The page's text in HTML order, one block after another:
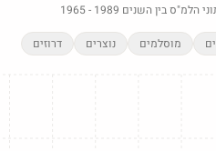
הלמ"ס בין השנים 1965- 1989
מוסלמים נוצרים דרוזים